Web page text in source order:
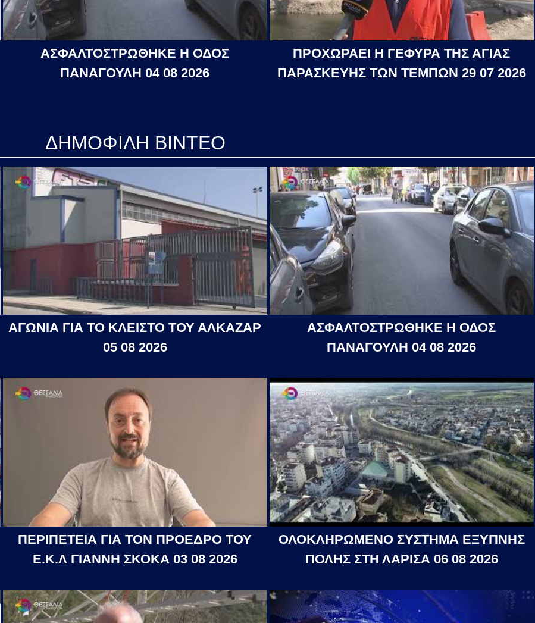
ΑΣΦΑΛΤΟΣΤΡΩΘΗΚΕ Η ΟΔΟΣ
ΠΑΝΑΓΟΥΛΗ 04 08 2026
ΠΡΟΧΩΡΑΕΙ Η ΓΕΦΥΡΑ ΤΗΣ ΑΓΙΑΣ
ΠΑΡΑΣΚΕΥΗΣ ΤΩΝ ΤΕΜΠΩΝ 29 07 2026
ΔΗΜΟΦΙΛΗ ΒΙΝΤΕΟ
ΑΓΩΝΙΑ ΓΙΑ ΤΟ ΚΛΕΙΣΤΟ ΤΟΥ ΑΛΚΑΖΑΡ
05 08 2026
ΑΣΦΑΛΤΟΣΤΡΩΘΗΚΕ Η ΟΔΟΣ
ΠΑΝΑΓΟΥΛΗ 04 08 2026
ΠΕΡΙΠΕΤΕΙΑ ΓΙΑ ΤΟΝ ΠΡΟΕΔΡΟ ΤΟΥ
Ε.Κ.Λ ΓΙΑΝΝΗ ΣΚΟΚΑ 03 08 2026
ΟΛΟΚΛΗΡΩΜΕΝΟ ΣΥΣΤΗΜΑ ΕΞΥΠΝΗΣ
ΠΟΛΗΣ ΣΤΗ ΛΑΡΙΣΑ 06 08 2026